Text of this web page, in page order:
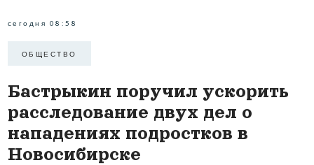
сегодня 08:58
ОБЩЕСТВО
Бастрыкин поручил ускорить
расследование двух дел о
нападениях подростков в
Новосибирске